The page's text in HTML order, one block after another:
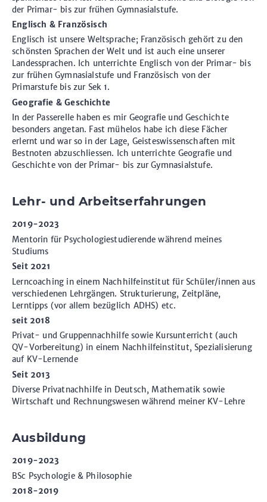
der Primar- bis zur frühen Gymnasialstufe.
Englisch & Französisch
Englisch ist unsere Weltsprache; Französisch gehört zu den
schönsten Sprachen der Welt und ist auch eine unserer
Landessprachen. Ich unterrichte Englisch von der Primar- bis
zur frühen Gymnasialstufe und Französisch von der
Primarstufe bis zur Sek 1.
Geografie & Geschichte
In der Passerelle haben es mir Geografie und Geschichte
besonders angetan. Fast mühelos habe ich diese Fächer
erlernt und war so in der Lage, Geisteswissenschaften mit
Bestnoten abzuschliessen. Ich unterrichte Geografie und
Geschichte von der Primar- bis zur Gymnasialstufe.
Lehr- und Arbeitserfahrungen
2019-2023
Mentorin für Psychologiestudierende während meines
Studiums
Seit 2021
Lerncoaching in einem Nachhilfeinstitut für Schüler/innen aus
verschiedenen Lehrgängen. Strukturierung, Zeitpläne,
Lerntipps (vor allem bezüglich ADHS) etc.
seit 2018
Privat- und Gruppennachhilfe sowie Kursunterricht (auch
QV-Vorbereitung) in einem Nachhilfeinstitut, Spezialisierung
auf KV-Lernende
Seit 2013
Diverse Privatnachhilfe in Deutsch, Mathematik sowie
Wirtschaft und Rechnungswesen während meiner KV-Lehre
Ausbildung
2019-2023
BSc Psychologie & Philosophie
2018-2019